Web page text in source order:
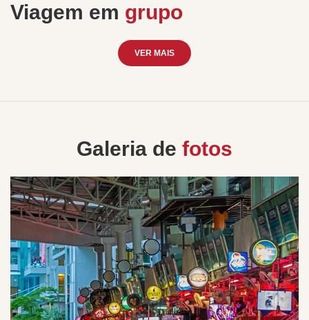
Viagem em grupo
VER MAIS
Galeria de fotos